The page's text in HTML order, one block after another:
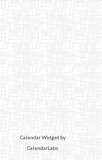
Calendar Widget by
CalendarLabs